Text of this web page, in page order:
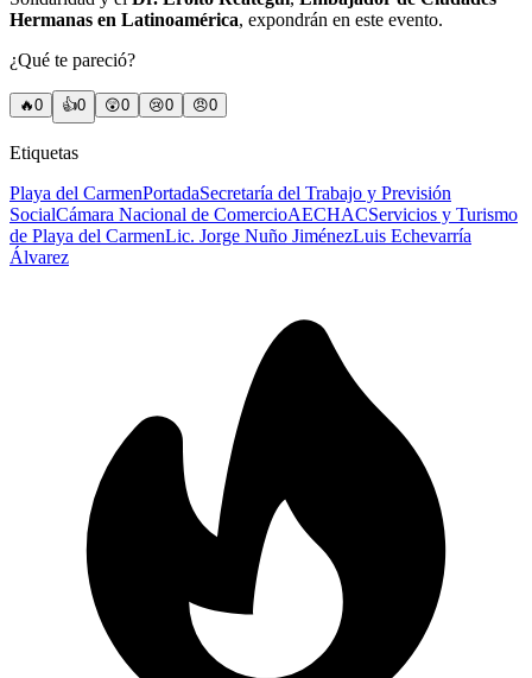
Hermanas en Latinoamérica, expondrán en este evento.
¿Qué te pareció?
🔥0 👍0 😲0 😢0 😠0
Etiquetas
Playa del CarmenPortadaSecretaría del Trabajo y Previsión
SocialCámara Nacional de ComercioAECHACServicios y Turismo
de Playa del CarmenLic. Jorge Nuño JiménezLuis Echevarría
Álvarez